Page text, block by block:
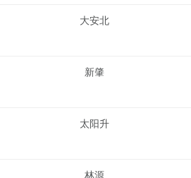
大安北
新肇
太阳升
林源